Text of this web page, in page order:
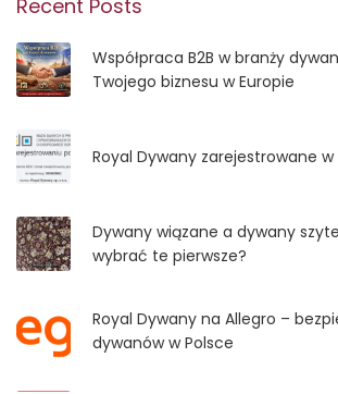
Recent Posts
Współpraca B2B w branży
Twojego biznesu w Europie
Royal Dywany zarejestrowane
Dywany wiązane a dywany
wybrać te pierwsze?
Royal Dywany na Allegro –
dywanów w Polsce